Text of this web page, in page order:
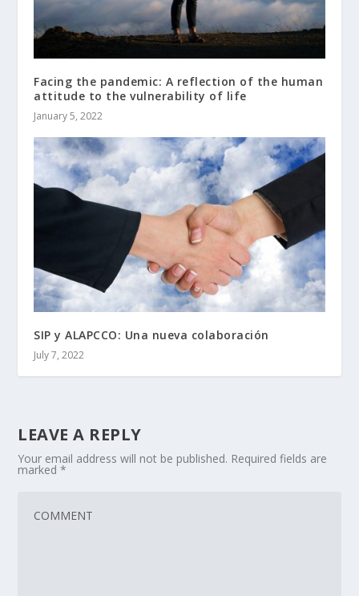
Facing the pandemic: A reflection of the human
attitude to the vulnerability of life
January 5, 2022
SIP y ALAPCCO: Una nueva colaboración
July 7, 2022
LEAVE A REPLY
Your email address will not be published. Required fields are
marked*